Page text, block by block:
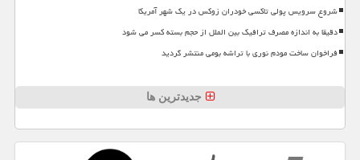
شروع سرویس پولی تاکسی خودران زوکس در یک شهر آمریکا
دقیقا به اندازه مصرف ترافیک بین الملل از حجم بسته کسر می شود
فراخوان ساخت مودم نوری با تراشه بومی منتشر گردید
جدیدترین ها